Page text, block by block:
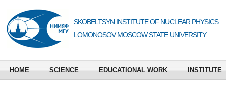
SKOBELTSYN INSTITUTE OF NUCLEAR PHYSICS
LOMONOSOV MOSCOW STATE UNIVERSITY
HOME SCIENCE EDUCATIONAL WORK INSTITUTE